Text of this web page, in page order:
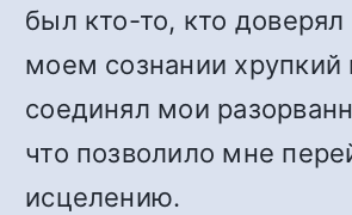
был кто-то, кто
моем сознании хрупкий
соединял мои
что позволило мне
исцелению.